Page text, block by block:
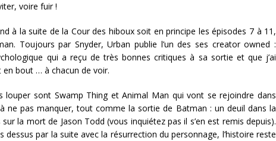
voire fuir !
à la suite de la Cour des hiboux soit en principe les épisodes 7 à 11,
Toujours par Snyder, Urban publie l’un des ses creator owned :
qui a reçu de très bonnes critiques à sa sortie et que j’ai
bout … à chacun de voir.
louper sont Swamp Thing et Animal Man qui vont se rejoindre dans
ne pas manquer, tout comme la sortie de Batman : un deuil dans la
la mort de Jason Todd (vous inquiétez pas il s’en est remis depuis).
par la suite avec la résurrection du personnage, l’histoire reste